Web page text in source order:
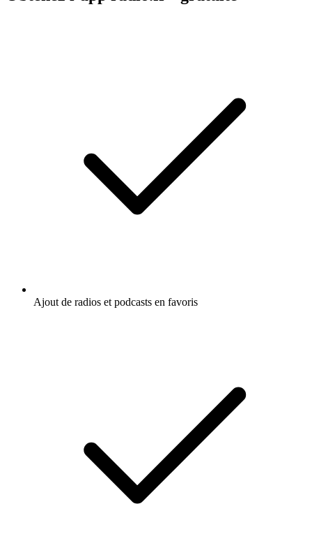
Ajout de radios et podcasts en favoris